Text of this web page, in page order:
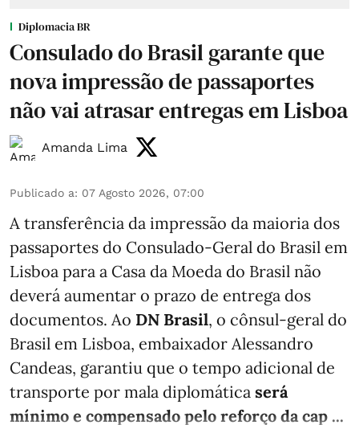
Diplomacia BR
Consulado do Brasil garante que
nova impressão de passaportes
não vai atrasar entregas em Lisboa
Amanda Lima
Publicado a: 07 Agosto 2026, 07:00
A transferência da impressão da maioria dos
passaportes do Consulado-Geral do Brasil em
Lisboa para a Casa da Moeda do Brasil não
deverá aumentar o prazo de entrega dos
documentos. Ao DN Brasil, o cônsul-geral do
Brasil em Lisboa, embaixador Alessandro
Candeas, garantiu que o tempo adicional de
transporte por mala diplomática será
mínimo e compensado pelo reforço da cap ...